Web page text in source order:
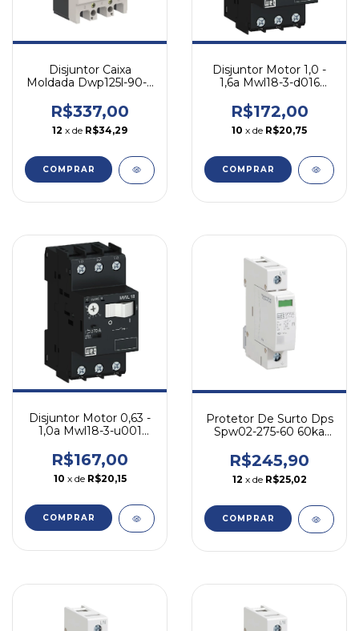
Disjuntor Caixa
Moldada Dwp125l-90-3
R$337,00
12 x de R$34,29
COMPRAR
Disjuntor Motor 1,0 -
1,6a Mwl18-3-d016
R$172,00
10 x de R$20,75
COMPRAR
Disjuntor Motor 0,63 -
1,0a Mwl18-3-u001
R$167,00
10 x de R$20,15
COMPRAR
Protetor De Surto Dps
Spw02-275-60 60ka
R$245,90
12 x de R$25,02